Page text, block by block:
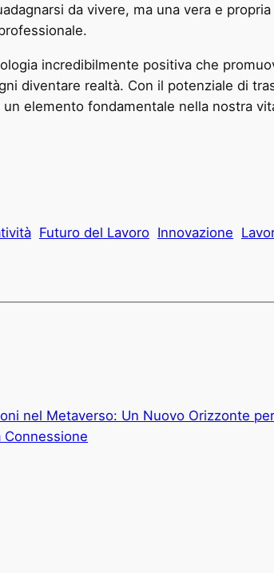
da vivere, ma una vera e
incredibilmente positiva che
diventare realtà. Con il potenziale di
elemento fondamentale nella nostra
Futuro del Lavoro Innovazione
nel Metaverso: Un Nuovo Orizzonte per
Connessione